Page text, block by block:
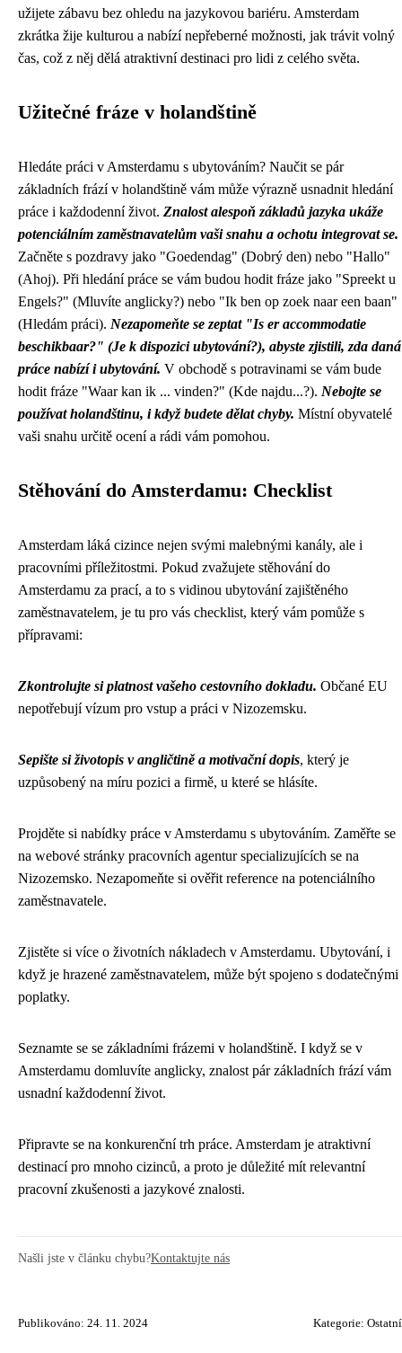
užijete zábavu bez ohledu na jazykovou bariéru. Amsterdam
zkrátka žije kulturou a nabízí nepřeberné možnosti, jak trávit volný
čas, což z něj dělá atraktivní destinaci pro lidi z celého světa.
Užitečné fráze v holandštině
Hledáte práci v Amsterdamu s ubytováním? Naučit se pár
základních frází v holandštině vám může výrazně usnadnit hledání
práce i každodenní život. Znalost alespoň základů jazyka ukáže
potenciálním zaměstnavatelům vaši snahu a ochotu integrovat se.
Začněte s pozdravy jako "Goedendag" (Dobrý den) nebo "Hallo"
(Ahoj). Při hledání práce se vám budou hodit fráze jako "Spreekt u
Engels?" (Mluvíte anglicky?) nebo "Ik ben op zoek naar een baan"
(Hledám práci). Nezapomeňte se zeptat "Is er accommodatie
beschikbaar?" (Je k dispozici ubytování?), abyste zjistili, zda daná
práce nabízí i ubytování. V obchodě s potravinami se vám bude
hodit fráze "Waar kan ik ... vinden?" (Kde najdu...?). Nebojte se
používat holandštinu, i když budete dělat chyby. Místní obyvatelé
vaši snahu určitě ocení a rádi vám pomohou.
Stěhování do Amsterdamu: Checklist
Amsterdam láká cizince nejen svými malebnými kanály, ale i
pracovními příležitostmi. Pokud zvažujete stěhování do
Amsterdamu za prací, a to s vidinou ubytování zajištěného
zaměstnavatelem, je tu pro vás checklist, který vám pomůže s
přípravami:
Zkontrolujte si platnost vašeho cestovního dokladu. Občané EU
nepotřebují vízum pro vstup a práci v Nizozemsku.
Sepište si životopis v angličtině a motivační dopis, který je
uzpůsobený na míru pozici a firmě, u které se hlásíte.
Projděte si nabídky práce v Amsterdamu s ubytováním. Zaměřte se
na webové stránky pracovních agentur specializujících se na
Nizozemsko. Nezapomeňte si ověřit reference na potenciálního
zaměstnavatele.
Zjistěte si více o životních nákladech v Amsterdamu. Ubytování, i
když je hrazené zaměstnavatelem, může být spojeno s dodatečnými
poplatky.
Seznamte se se základními frázemi v holandštině. I když se v
Amsterdamu domluvíte anglicky, znalost pár základních frází vám
usnadní každodenní život.
Připravte se na konkurenční trh práce. Amsterdam je atraktivní
destinací pro mnoho cizinců, a proto je důležité mít relevantní
pracovní zkušenosti a jazykové znalosti.
Našli jste v článku chybu?Kontaktujte nás
Publikováno: 24. 11. 2024 Kategorie: Ostatní